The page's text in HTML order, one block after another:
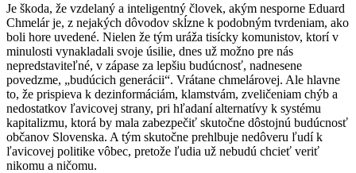
Je škoda, že vzdelaný a inteligentný človek, akým nesporne Eduard
Chmelár je, z nejakých dôvodov skĺzne k podobným tvrdeniam, ako
boli hore uvedené. Nielen že tým uráža tisícky komunistov, ktorí v
minulosti vynakladali svoje úsilie, dnes už možno pre nás
nepredstaviteľné, v zápase za lepšiu budúcnosť, nadnesene
povedzme, „budúcich generácii“. Vrátane chmelárovej. Ale hlavne
to, že prispieva k dezinformáciám, klamstvám, zveličeniam chýb a
nedostatkov ľavicovej strany, pri hľadaní alternatívy k systému
kapitalizmu, ktorá by mala zabezpečiť skutočne dôstojnú budúcnosť
občanov Slovenska. A tým skutočne prehlbuje nedôveru ľudí k
ľavicovej politike vôbec, pretože ľudia už nebudú chcieť veriť
nikomu a ničomu.